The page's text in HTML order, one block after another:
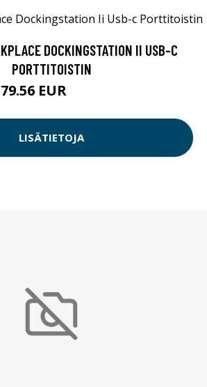
DOCKINGSTATION II USB-C
PORTTITOISTIN
79.56 EUR
LISÄTIETOJA